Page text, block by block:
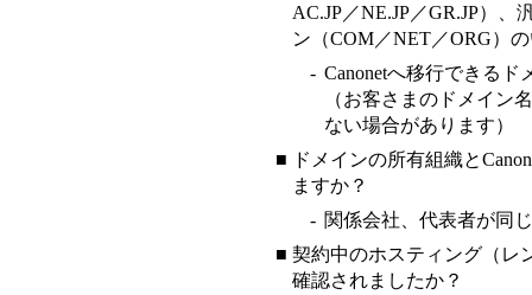
AC.JP／NE.JP／GR.JP）
ン（COM／NET／ORG）
- Canonetへ移行できる
（お客さまのドメイン
ない場合があります）
■ ドメインの所有組織と
ますか？
- 関係会社、代表者が同
■ 契約中のホスティング（レ
確認されましたか？